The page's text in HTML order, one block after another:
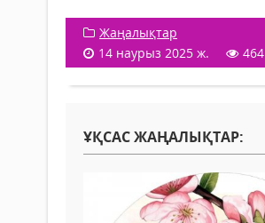
Жаңалықтар
14 наурыз 2025 ж.
464
ҰҚСАС ЖАҢАЛЫҚТАР: